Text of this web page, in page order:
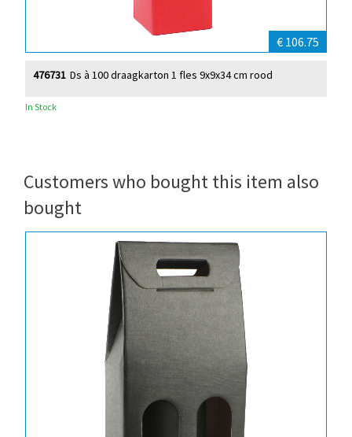
€ 106.75
Ds à 100 draagkarton 1 fles 9x9x34 cm rood
476731
In Stock
Customers who bought this item also
bought